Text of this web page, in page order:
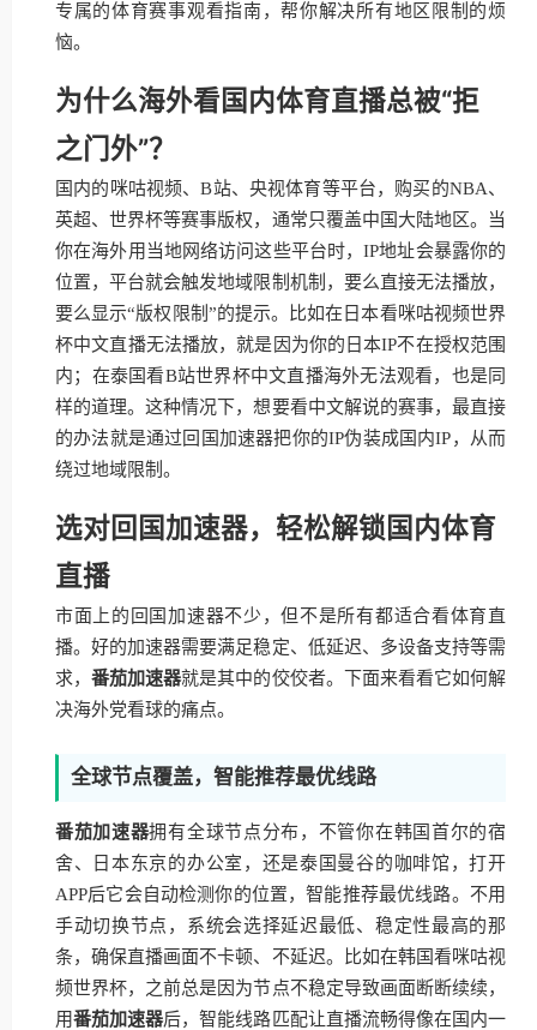
专属的体育赛事观看指南，帮你解决所有地区限制的烦
恼。
为什么海外看国内体育直播总被“拒
之门外”？
国内的咪咕视频、B站、央视体育等平台，购买的NBA、
英超、世界杯等赛事版权，通常只覆盖中国大陆地区。当
你在海外用当地网络访问这些平台时，IP地址会暴露你的
位置，平台就会触发地域限制机制，要么直接无法播放，
要么显示“版权限制”的提示。比如在日本看咪咕视频世界
杯中文直播无法播放，就是因为你的日本IP不在授权范围
内；在泰国看B站世界杯中文直播海外无法观看，也是同
样的道理。这种情况下，想要看中文解说的赛事，最直接
的办法就是通过回国加速器把你的IP伪装成国内IP，从而
绕过地域限制。
选对回国加速器，轻松解锁国内体育
直播
市面上的回国加速器不少，但不是所有都适合看体育直
播。好的加速器需要满足稳定、低延迟、多设备支持等需
求，番茄加速器就是其中的佼佼者。下面来看看它如何解
决海外党看球的痛点。
全球节点覆盖，智能推荐最优线路
番茄加速器拥有全球节点分布，不管你在韩国首尔的宿
舍、日本东京的办公室，还是泰国曼谷的咖啡馆，打开
APP后它会自动检测你的位置，智能推荐最优线路。不用
手动切换节点，系统会选择延迟最低、稳定性最高的那
条，确保直播画面不卡顿、不延迟。比如在韩国看咪咕视
频世界杯，之前总是因为节点不稳定导致画面断断续续，
用番茄加速器后，智能线路匹配让直播流畅得像在国内一